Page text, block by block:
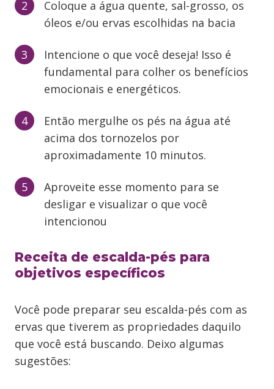
Coloque a água quente, sal-grosso, os
óleos e/ou ervas escolhidas na bacia
Intencione o que você deseja! Isso é
fundamental para colher os benefícios
emocionais e energéticos.
Então mergulhe os pés na água até
acima dos tornozelos por
aproximadamente 10 minutos.
Aproveite esse momento para se
desligar e visualizar o que você
intencionou
Receita de escalda-pés para
objetivos específicos
Você pode preparar seu escalda-pés com as
ervas que tiverem as propriedades daquilo
que você está buscando. Deixo algumas
sugestões: